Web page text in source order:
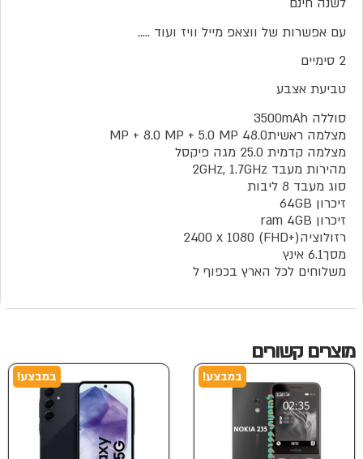
עם אפשרות של ווצאפ מייל וויז ועוד …..
2 סימיים
טביעת אצבע
סוללה 3500mAh
מצלמה ראשית48.0 MP + 8.0 MP + 5.0 MP
מצלמה קדמית 25.0 מגה פיקסל
מהירות מעבד 2GHz, 1.7GHz
סוג מעבד 8 ליבות
זיכרון 64GB
זיכרון ram 4GB
רזולוציה‎ 2400 x 1080 (FHD+)
מסך6.1 אינץ
משלוחים לכל הארץ בכפוף לתקנון
מוצרים קשורים
במבצע! במבצע!